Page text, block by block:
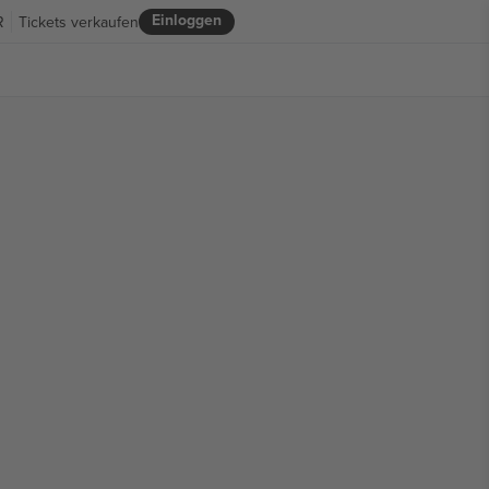
Einloggen
Tickets verkaufen